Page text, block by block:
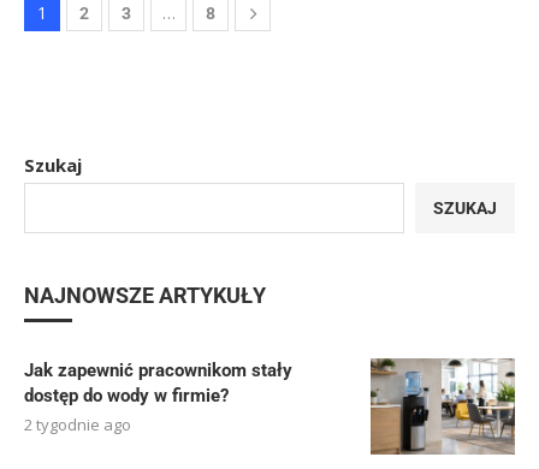
1 2 3 … 8
Szukaj
SZUKAJ
NAJNOWSZE ARTYKUŁY
Jak zapewnić pracownikom stały
dostęp do wody w firmie?
2 tygodnie ago